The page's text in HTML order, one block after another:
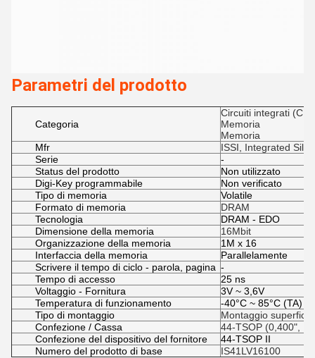
Parametri del prodotto
Categoria
Circuiti integrati (CI)
Memoria
Memoria
Mfr
ISSI, Integrated
Serie
-
Status del prodotto
Non utilizzato
Digi-Key programmabile
Non verificato
Tipo di memoria
Volatile
Formato di memoria
DRAM
Tecnologia
DRAM - EDO
Dimensione della memoria
16Mbit
Organizzazione della memoria
1M x 16
Interfaccia della memoria
Parallelamente
Scrivere il tempo di ciclo - parola, pagina -
Tempo di accesso
25 ns
Voltaggio - Fornitura
3V ~ 3,6V
Temperatura di funzionamento
-40°C ~ 85°C (TA)
Tipo di montaggio
Montaggio
Confezione / Cassa
44-TSOP (0,400",
Confezione del dispositivo del fornitore
44-TSOP II
Numero del prodotto di base
IS41LV16100